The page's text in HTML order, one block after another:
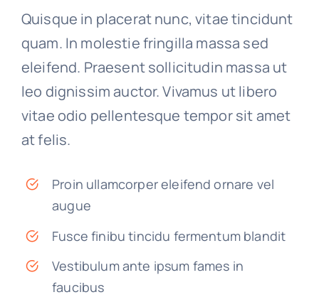
Quisque in placerat nunc, vitae tincidunt
quam. In molestie fringilla massa sed
eleifend. Praesent sollicitudin massa ut
leo dignissim auctor. Vivamus ut libero
vitae odio pellentesque tempor sit amet
at felis.
Proin ullamcorper eleifend ornare vel
augue
Fusce finibu tincidu fermentum blandit
Vestibulum ante ipsum fames in
faucibus